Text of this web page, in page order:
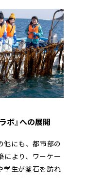
ボ』への展開
他にも、都市部の
により、ワーケー
学生が釜石を訪れ